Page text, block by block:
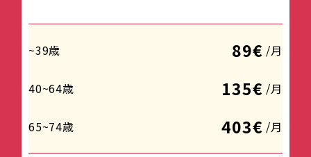
~39歳 89€ /月
40~64歳 135€ /月
65~74歳 403€ /月